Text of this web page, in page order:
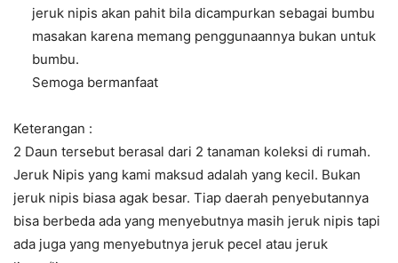
jeruk nipis akan pahit bila dicampurkan sebagai bumbu
masakan karena memang penggunaannya bukan untuk
bumbu.
Semoga bermanfaat
Keterangan :
2 Daun tersebut berasal dari 2 tanaman koleksi di rumah.
Jeruk Nipis yang kami maksud adalah yang kecil. Bukan
jeruk nipis biasa agak besar. Tiap daerah penyebutannya
bisa berbeda ada yang menyebutnya masih jeruk nipis tapi
ada juga yang menyebutnya jeruk pecel atau jeruk